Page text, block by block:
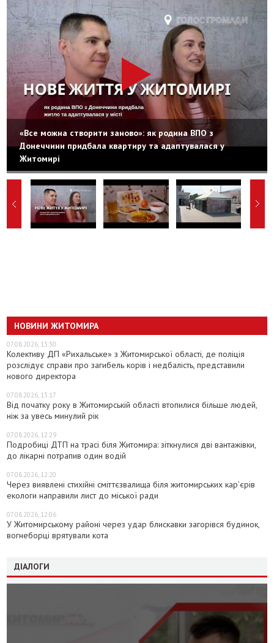
«Все можна створити заново»: як родина ВПО з
Донеччини придбала квартиру та адаптувалася у
Житомирі
НОВИНИ ЖИТОМИРА
07.08.2026, 13:30
Колективу ДП «Рихальське» з Житомирської області, де поліція
розслідує справи про загибель корів і недбалість, представили
нового директора
07.08.2026, 13:17
Від початку року в Житомирській області втопилися більше людей,
ніж за увесь минулий рік
07.08.2026, 12:29
Подробиці ДТП на трасі біля Житомира: зіткнулися дві вантажівки,
до лікарні потрапив один водій
07.08.2026, 12:20
Через виявлені стихійні сміттєзвалища біля житомирських кар’єрів
екологи направили лист до міської ради
07.08.2026, 12:06
У Житомирському районі через удар блискавки загорівся будинок,
вогнеборці врятували кота
ДІАЛОГИ